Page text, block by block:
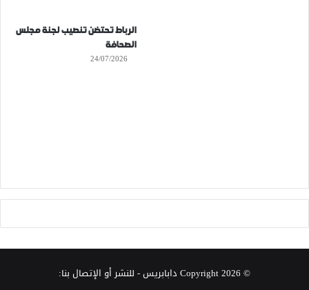
الرباط تحتضن تنصيب لجنة مجلس
الصحافة
24/07/2026
© Copyright 2026 دابابريس- للنشر أو الإتصال بنا: